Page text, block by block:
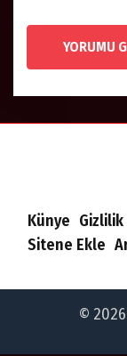
YORUMU
Künye Gizlilik
Sitene Ekle
© 2026